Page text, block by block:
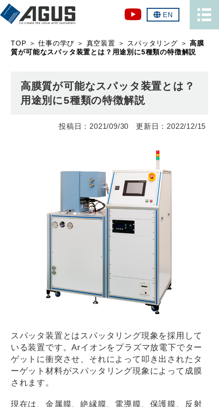
EN
TOP ＞仕事の学び ＞ 真空装置 ＞ スパッタリング ＞高膜
質が可能なスパッタ装置とは？用途別に5種類の特徴解説
高膜質が可能なスパッタ装置とは？
用途別に5種類の特徴解説
2021/09/30 2022/12/15
スパッタ装置とはスパッタリング現象を採用して
いる装置です。Arイオンをプラズマ放電下でター
ゲットに衝突させ、それによって叩き出されたタ
ーゲット材料がスパッタリング現象によって成膜
されます。
現在は、金属膜、絶縁膜、電導膜、保護膜、反射